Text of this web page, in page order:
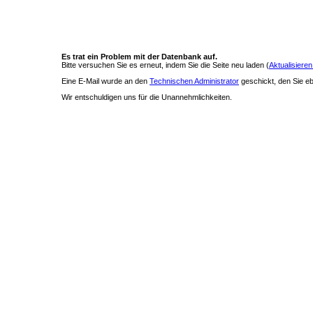
Es trat ein Problem mit der Datenbank auf.
Bitte versuchen Sie es erneut, indem Sie die Seite neu laden (
Eine E-Mail wurde an den Technischen Administrator geschickt, den Sie
Wir entschuldigen uns für die Unannehmlichkeiten.